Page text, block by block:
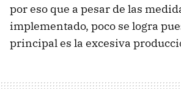
por eso que a pesar de las
implementado, poco se logra
principal es la excesiva